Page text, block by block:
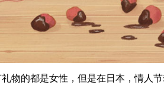
物的都是女性，但是在日本，情人